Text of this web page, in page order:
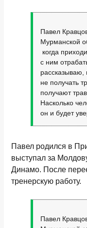
Павел
Мурманской
когда
с ним
рассказываю,
не получать
получают
Насколько
он и будет
Павел родился в
выступал за
Динамо. После
тренерскую работу.
Павел